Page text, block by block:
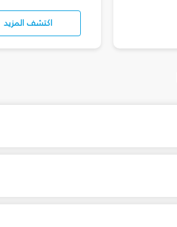
اكتشف المزيد